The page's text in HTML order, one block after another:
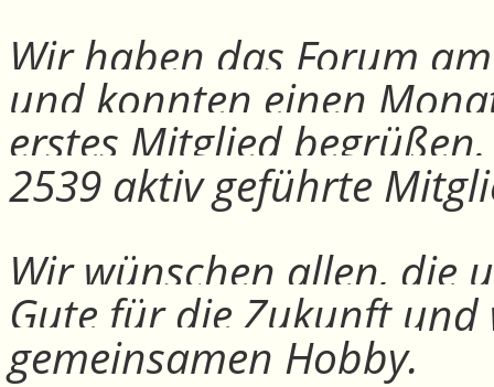
Wir haben das Forum
und konnten einen
erstes Mitglied
2539 aktiv geführte
Wir wünschen allen, die
Gute für die Zukunft
gemeinsamen Hobby.